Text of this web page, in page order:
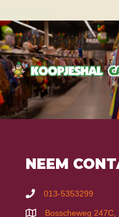
NEEM
013-5353299
Bosscheweg 247C,